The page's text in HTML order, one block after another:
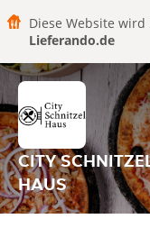
Diese Website
Lieferando.de
CITY
HAUS